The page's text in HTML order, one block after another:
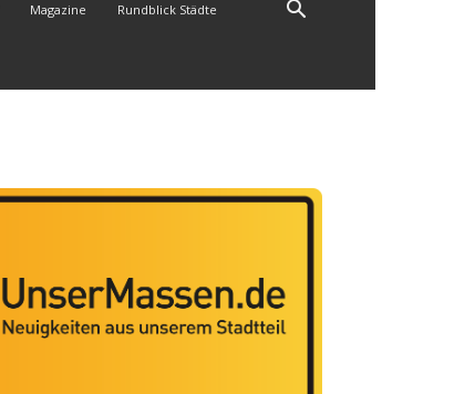
Magazine Rundblick Städte